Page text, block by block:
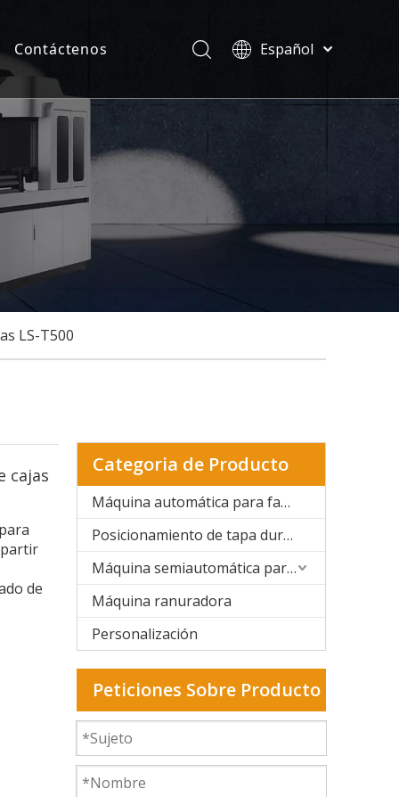
Contáctenos
Español
ไทย
Français
LS-T500
cajas
de
Categoria de Producto
Máquina automática para fabricar cajas rígidas
Posicionamiento de tapa dura y caja rígida
Máquina semiautomática para fabricar cajas rígidas
Máquina ranuradora
Personalización
Peticiones Sobre Producto